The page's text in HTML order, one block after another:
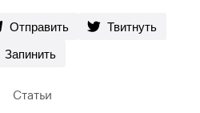
Отправить
Твитнуть
Запинить
Статьи